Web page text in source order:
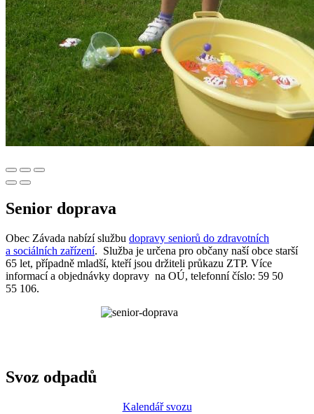
Senior doprava
Obec Závada nabízí službu dopravy seniorů do zdravotních
a sociálních zařízení. Služba je určena pro občany naší obce starší
65 let, případně mladší, kteří jsou držiteli průkazu ZTP. Více
informací a objednávky dopravy na OÚ, telefonní číslo: 59 50
55 106.
Svoz odpadů
Kalendář svozu